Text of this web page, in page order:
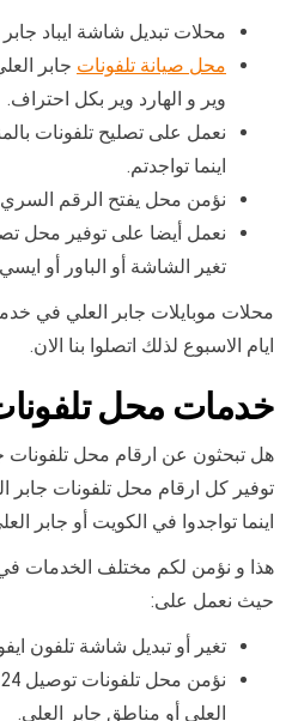
محلات تبديل شاشة ايباد جابر
محل صيانة تلفونات جابر
وير و الهارد وير بكل احتراف.
نعمل على تصليح تلفونات
اينما تواجدتم.
نؤمن محل يفتح الرقم السري
نعمل أيضا على توفير محل
تغير الشاشة أو الباور أو
محلات موبايلات جابر العلي في
ايام الاسبوع لذلك اتصلوا بنا الان.
خدمات محل
هل تبحثون عن ارقام محل تلفونات
توفير كل ارقام محل تلفونات جابر
اينما تواجدوا في الكويت أو جابر
هذا و نؤمن لكم مختلف الخدمات
حيث نعمل على:
تغير أو تبديل شاشة تلفون
العلي أو مناطق جابر العلي.